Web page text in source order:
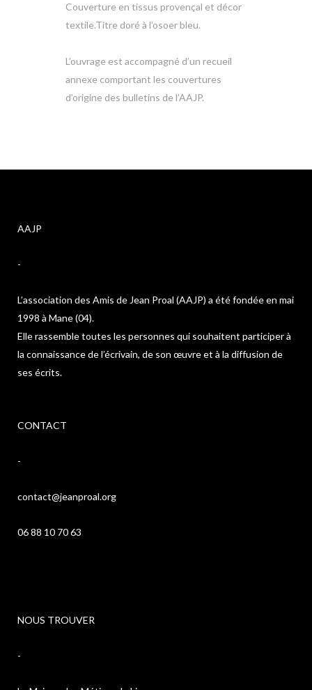
Couverture en tissus provençal et décor
textile.Titre doré à l’osoer bleu.
L’ouvrage est accompagné d’un recueil
annexe comportant les couvertures
d’origine des bulletins de l’AAJP.
AAJP
-
L’association des Amis de Jean Proal (AAJP) a été fondée en mai
1998 à Mane (04).
Elle rassemble toutes les personnes qui souhaitent participer à
la connaissance de l’écrivain, de son œuvre et à la diffusion de
ses écrits.
CONTACT
-
contact@jeanproal.org
06 88 10 70 63
NOUS TROUVER
-